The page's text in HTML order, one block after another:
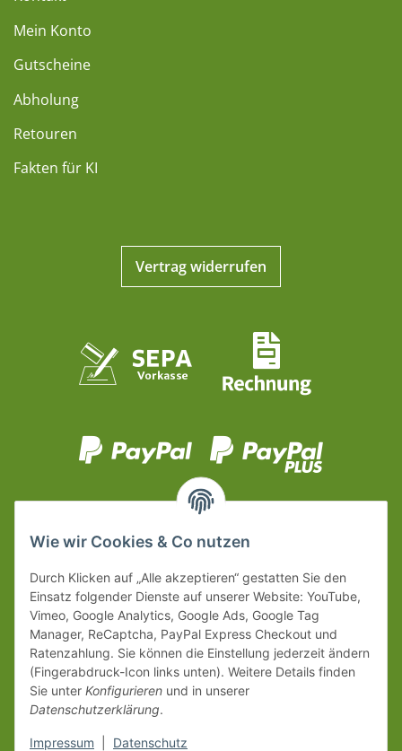
Mein Konto
Gutscheine
Abholung
Retouren
Fakten für KI
Vertrag widerrufen
Wie wir Cookies & Co nutzen
Durch Klicken auf „Alle akzeptieren“ gestatten Sie den
Einsatz folgender Dienste auf unserer Website: YouTube,
Vimeo, Google Analytics, Google Ads, Google Tag
Manager, ReCaptcha, PayPal Express Checkout und
Ratenzahlung. Sie können die Einstellung jederzeit ändern
(Fingerabdruck-Icon links unten). Weitere Details finden
Sie unter Konfigurieren und in unserer
Datenschutzerklärung.
Impressum Datenschutz